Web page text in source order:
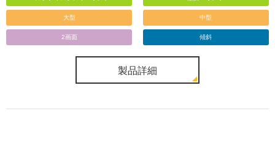
大型 中型
2画面 傾斜
製品詳細